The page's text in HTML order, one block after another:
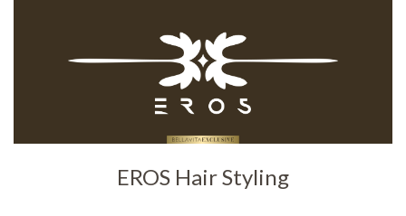
EROS Hair Styling